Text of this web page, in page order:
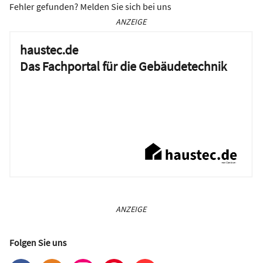
Fehler gefunden? Melden Sie sich bei uns
ANZEIGE
haustec.de
Das Fachportal für die Gebäudetechnik
ANZEIGE
Folgen Sie uns